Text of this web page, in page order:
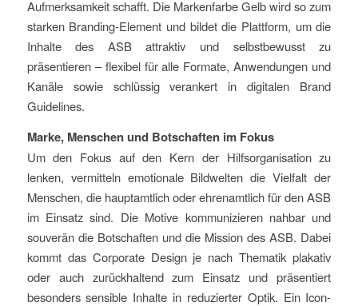
Aufmerksamkeit schafft. Die Markenfarbe Gelb wird so zum
starken Branding-Element und bildet die Plattform, um die
Inhalte des ASB attraktiv und selbstbewusst zu
präsentieren – flexibel für alle Formate, Anwendungen und
Kanäle sowie schlüssig verankert in digitalen Brand
Guidelines.
Marke, Menschen und Botschaften im Fokus
Um den Fokus auf den Kern der Hilfsorganisation zu
lenken, vermitteln emotionale Bildwelten die Vielfalt der
Menschen, die hauptamtlich oder ehrenamtlich für den ASB
im Einsatz sind. Die Motive kommunizieren nahbar und
souverän die Botschaften und die Mission des ASB. Dabei
kommt das Corporate Design je nach Thematik plakativ
oder auch zurückhaltend zum Einsatz und präsentiert
besonders sensible Inhalte in reduzierter Optik. Ein Icon-